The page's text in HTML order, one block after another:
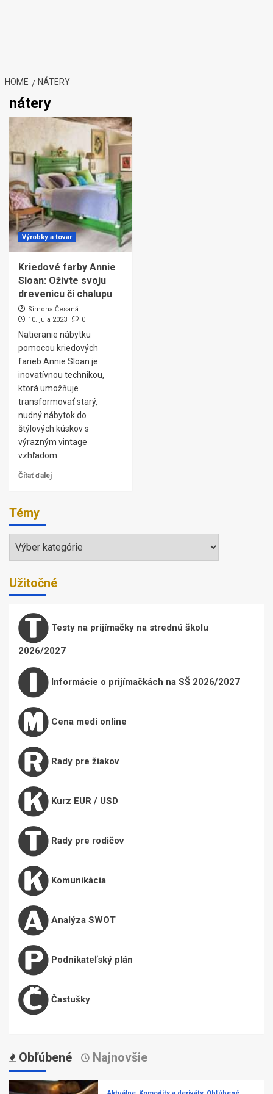
HOME NÁTERY
nátery
Výrobky a tovar
Kriedové farby Annie
Sloan: Oživte svoju
drevenicu či chalupu
Simona Česaná
10. júla 2023
0
Natieranie nábytku
pomocou kriedových
farieb Annie Sloan je
inovatívnou technikou,
ktorá umožňuje
transformovať starý,
nudný nábytok do
štýlových kúskov s
výrazným vintage
vzhľadom.
Čítať ďalej
Témy
Témy
Užitočné
Testy na prijímačky na strednú školu
2026/2027
Informácie o prijímačkách na SŠ 2026/2027
Cena medi online
Rady pre žiakov
Kurz EUR / USD
Rady pre rodičov
Komunikácia
Analýza SWOT
Podnikateľský plán
Častušky
Obľúbené Najnovšie